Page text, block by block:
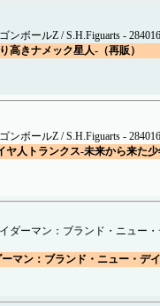
ボールZ / S.H.Figuarts -
きナメック星人-（再販）
ボールZ / S.H.Figuarts -
人トランクス-未来から来た
ダーマン：ブランド・ニュー・
マン：ブランド・ニュー・デ